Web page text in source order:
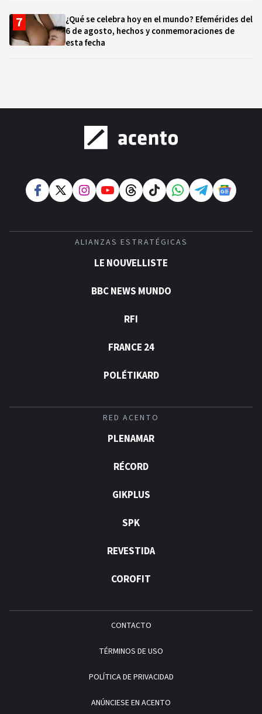
¿Qué se celebra hoy en el mundo? Efemérides del
6 de agosto, hechos y conmemoraciones de
esta fecha
ALIANZAS ESTRATÉGICAS
LE NOUVELLISTE
BBC NEWS MUNDO
RFI
FRANCE 24
POLÉTIKARD
RED ACENTO
PLENAMAR
RÉCORD
GIKPLUS
SPK
REVESTIDA
COROFIT
CONTACTO
TÉRMINOS DE USO
POLÍTICA DE PRIVACIDAD
ANÚNCIESE EN ACENTO